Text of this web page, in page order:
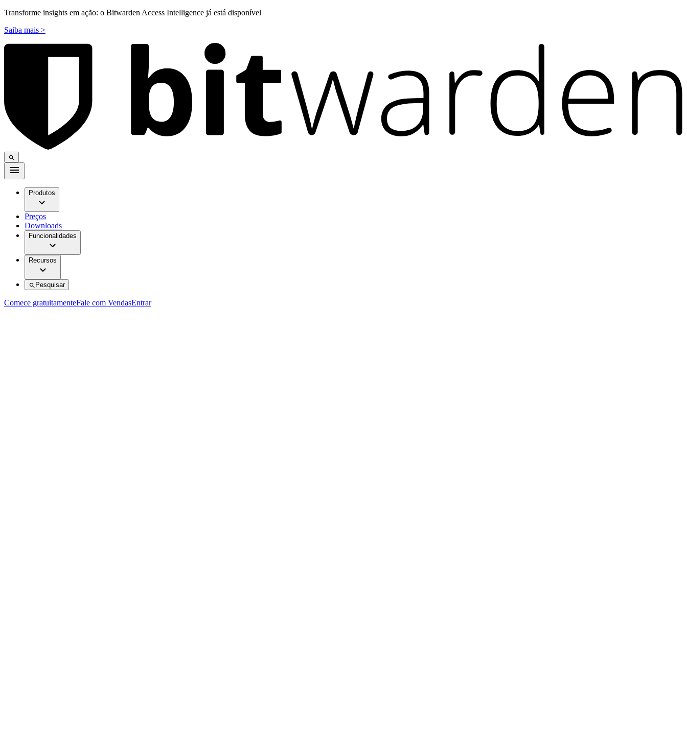
Transforme insights em ação: o Bitwarden Access Intelligence já está disponível
Saiba mais >
Produtos
Preços
Downloads
Funcionalidades
Recursos
Pesquisar
Comece gratuitamenteFale com VendasEntrar